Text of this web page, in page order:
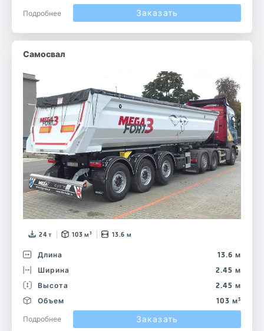
Подробнее
Заказать
Самосвал
24 т 103 м³ 13.6 м
Длина
13.6 м
Ширина
2.45 м
Высота
2.45 м
Объем
103 м³
Подробнее
Заказать